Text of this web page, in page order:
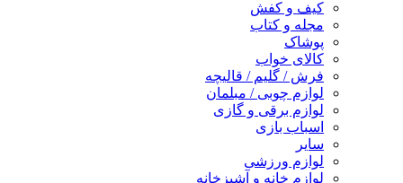
کیف و کفش
مجله و کتاب
پوشاک
کالای خواب
فرش / گلیم / قالیچه
لوازم چوبی / مبلمان
لوازم برقی و گازی
اسباب بازی
سایر
لوازم ورزشی
لوازم خانه و آشپزخانه